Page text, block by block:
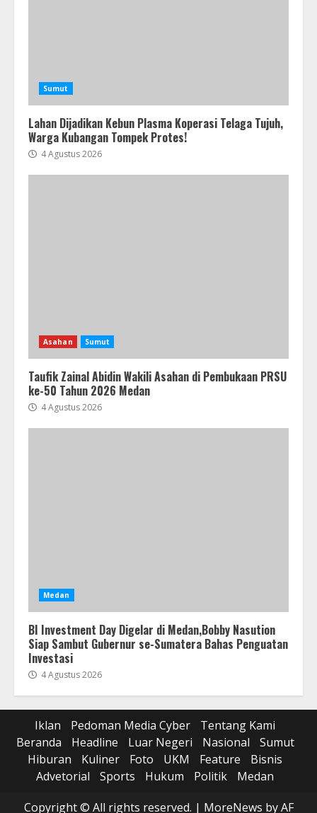
Sumut
Lahan Dijadikan Kebun Plasma Koperasi Telaga Tujuh,
Warga Kubangan Tompek Protes!
4 Agustus 2026
Asahan Sumut
Taufik Zainal Abidin Wakili Asahan di Pembukaan PRSU
ke-50 Tahun 2026 Medan
4 Agustus 2026
Medan
BI Investment Day Digelar di Medan,Bobby Nasution
Siap Sambut Gubernur se-Sumatera Bahas Penguatan
Investasi
4 Agustus 2026
Iklan Pedoman Media Cyber
Tentang Kami
Beranda
Headline Luar Negeri Nasional
Sumut
Hiburan
Kuliner Foto UKM Feature
Bisnis
Advetorial
Sports Hukum Politik
Medan
Copyright © All rights reserved. | MoreNews by AF